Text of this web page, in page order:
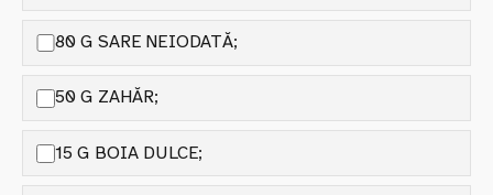
80 G SARE NEIODATĂ;
50 G ZAHĂR;
15 G BOIA DULCE;